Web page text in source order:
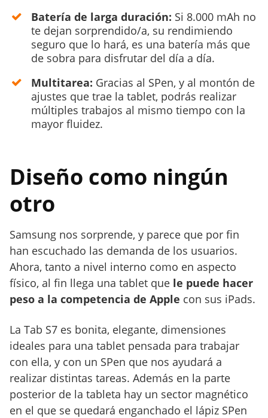
Batería de larga duración: Si 8.000 mAh no
te dejan sorprendido/a, su rendimiendo
seguro que lo hará, es una batería más que
de sobra para disfrutar del día a día.
Multitarea: Gracias al SPen, y al montón de
ajustes que trae la tablet, podrás realizar
múltiples trabajos al mismo tiempo con la
mayor fluidez.
Diseño como ningún
otro
Samsung nos sorprende, y parece que por fin
han escuchado las demanda de los usuarios.
Ahora, tanto a nivel interno como en aspecto
físico, al fin llega una tablet que le puede hacer
peso a la competencia de Apple con sus iPads.
La Tab S7 es bonita, elegante, dimensiones
ideales para una tablet pensada para trabajar
con ella, y con un SPen que nos ayudará a
realizar distintas tareas. Además en la parte
posterior de la tableta hay un sector magnético
en el que se quedará enganchado el lápiz SPen